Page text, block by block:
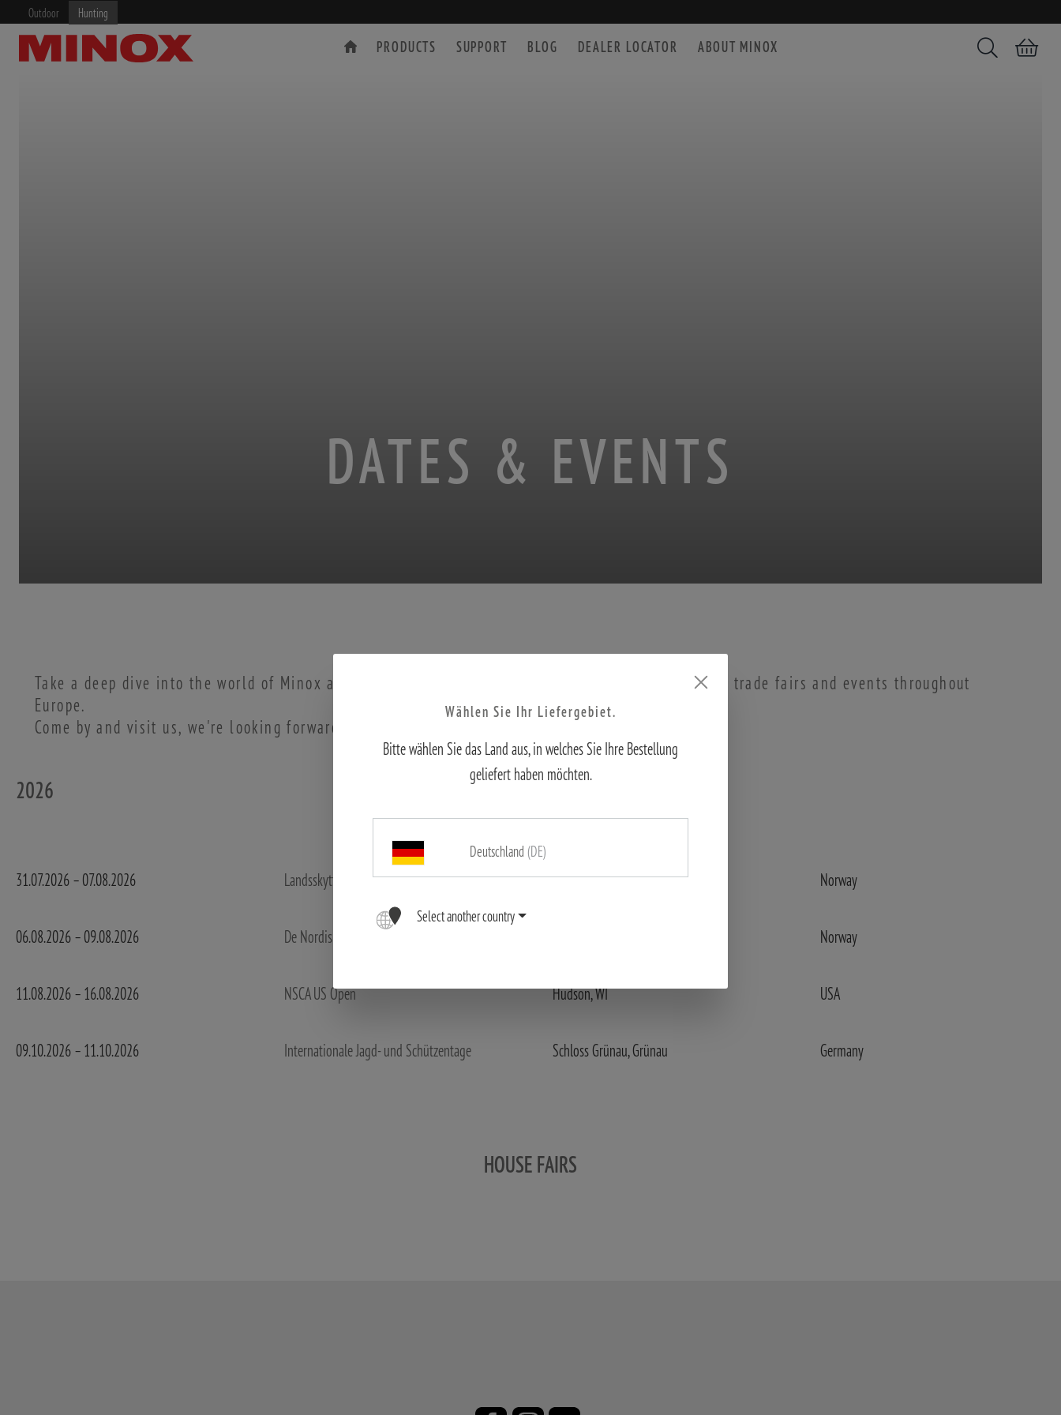
Outdoor Hunting
PRODUCTS SUPPORT BLOG DEALER LOCATOR ABOUT MINOX Search Shopping cart
DATES & EVENTS
Take a deep dive into the world of Minox and experience our products live at first hand on various trade fairs and events throughout
Europe.
Come by and visit us, we're looking forward to it!
2026
31.07.2026 – 07.08.2026 Landsskytterstevnet Lesja Norway
06.08.2026 – 09.08.2026 De Nordiske Jakt- Og Fiskedagene Norway
11.08.2026 – 16.08.2026 NSCA US Open Hudson, WI USA
09.10.2026 – 11.10.2026 Internationale Jagd- und Schützentage Schloss Grünau, Grünau Germany
HOUSE FAIRS
Wählen Sie Ihr Liefergebiet.
Bitte wählen Sie das Land aus, in welches Sie Ihre Bestellung
geliefert haben möchten.
Deutschland (DE)
Select another country